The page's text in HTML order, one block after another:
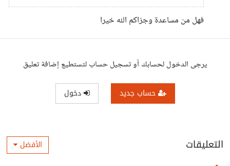
فهل من مساعدة وجزاكم الله خيرا
يرجى الدخول لحسابك أو تسجيل حساب لتستطيع إضافة تعليق
حساب جديد دخول
التعليقات الأفضل